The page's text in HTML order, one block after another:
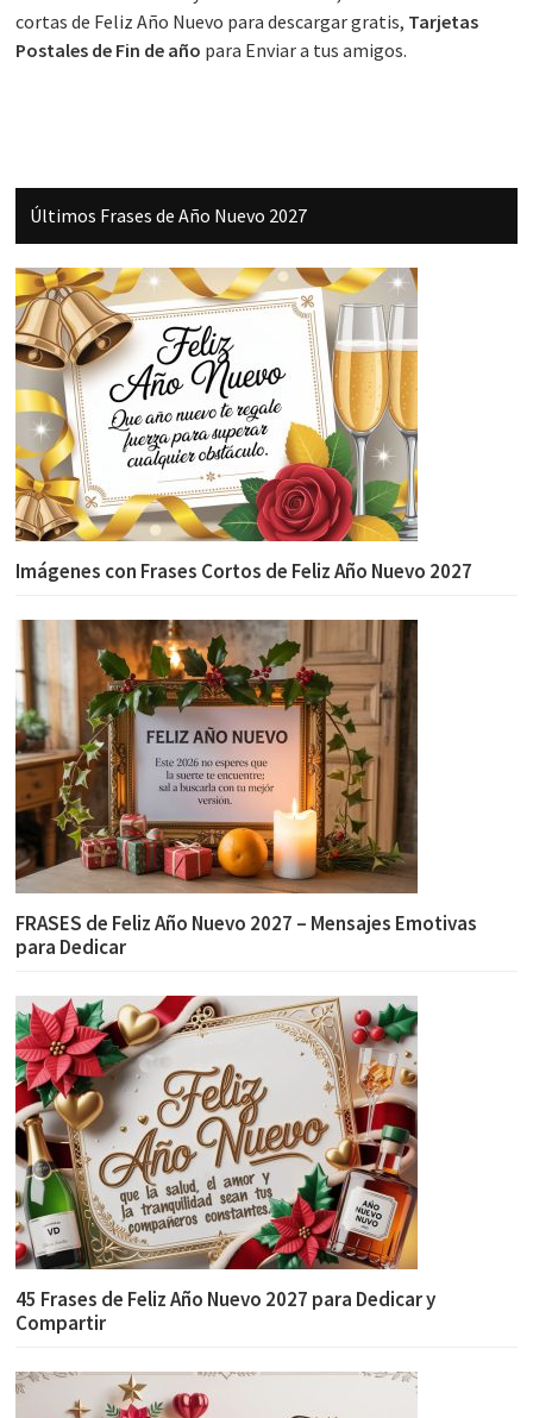
cortas de Feliz Año Nuevo para descargar gratis, Tarjetas
Postales de Fin de año para Enviar a tus amigos.
Últimos Frases de Año Nuevo 2027
Imágenes con Frases Cortos de Feliz Año Nuevo 2027
FRASES de Feliz Año Nuevo 2027 – Mensajes Emotivas
para Dedicar
45 Frases de Feliz Año Nuevo 2027 para Dedicar y
Compartir